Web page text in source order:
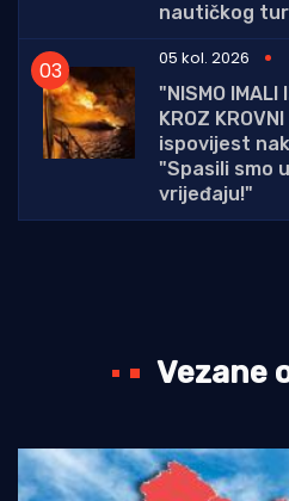
nautičkog
05 kol. 2026
"NISMO IMALI
KROZ
ispovijest
"Spasili smo
vrijeđaju!"
Vezane